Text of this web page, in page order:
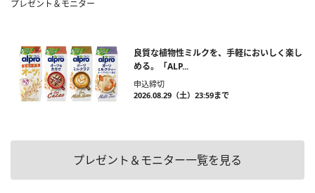
プレゼント＆モニター
良質な植物性ミルクを、手軽においしく楽し
める。「ALP...
申込締切
2026.08.29（土）23:59まで
プレゼント＆モニター一覧を見る